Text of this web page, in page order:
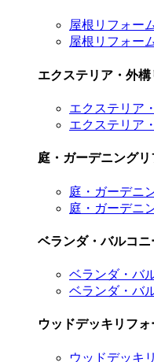
屋根リフォー
屋根リフォー
エクステリア・外
エクステリア
エクステリア
庭・ガーデニングリ
庭・ガーデニ
庭・ガーデニ
ベランダ・バルコ
ベランダ・バ
ベランダ・バ
ウッドデッキリフォ
ウッドデッキ